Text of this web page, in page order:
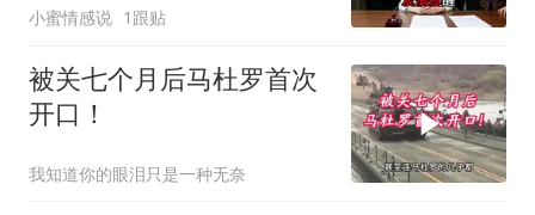
归她儿子管理
小蜜情感说 1跟贴
被关七个月后马杜罗首次
开口！
我知道你的眼泪只是一种无奈